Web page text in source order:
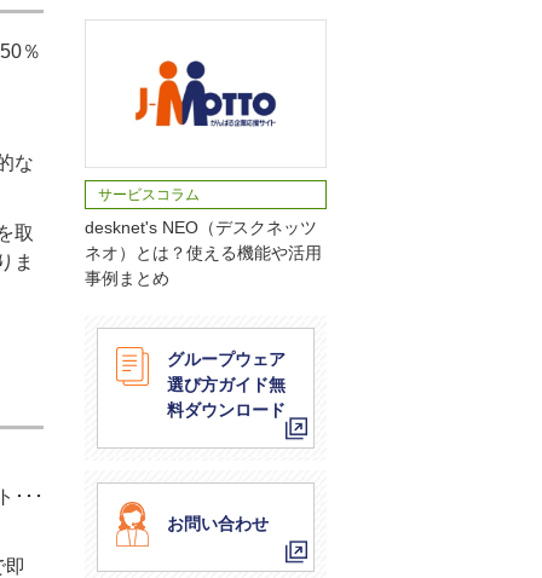
％
な
取
ま
･･･
即
サービスコラム
desknet's NEO（デスクネッツ
ネオ）とは？使える機能や活用
事例まとめ
グループウェア
選び方ガイド無
料ダウンロード
お問い合わせ